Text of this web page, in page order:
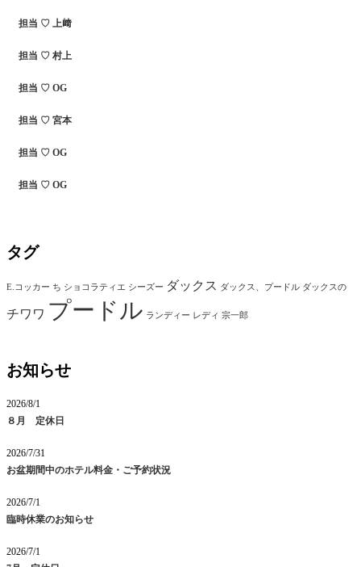
担当 ♡ 上﨑
担当 ♡ 村上
担当 ♡ OG
担当 ♡ 宮本
担当 ♡ OG
担当 ♡ OG
タグ
E.コッカー ち ショコラティエ シーズー ダックス ダックス、プードル ダックスの
チワワ プードル ランディー レディ 宗一郎
お知らせ
2026/8/1
８月 定休日
2026/7/31
お盆期間中のホテル料金・ご予約状況
2026/7/1
臨時休業のお知らせ
2026/7/1